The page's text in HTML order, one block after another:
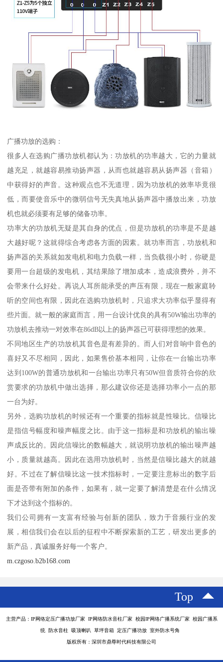
广播功放的选购：
很多人在选购广播功放机都认为：功放机的功率越大，它的力量就
越充足，就越容易推动扬声器，从而也就越容易从扬声器（音箱）
中获得好的声音。这种观点也不无道理，因为功放机的效率毕竟很
低，而要使音乐中的微弱信号无失真地从扬声器中播放出来，功放
机也就必须要有足够的储备功率。
功率大的功放机无疑是其自身的优点，但是功放机的功率是不是越
大越好呢？这就得综合考虑各方面的因素。就功率而言，功放机和
扬声器的关系就如发电机和电力负载一样，当负载很小时，你硬是
要用一台超级的发电机，其结果除了增加成本，造成浪费外，并不
会带来什么好处。再说人耳所能承受的声压有限，现在一般家庭聆
听的空间也有限，因此在选购功放机时，只追求大功率似乎显得有
些片面。就一般的家庭而言，用一台设计优良的具有50W输出功率的
功放机去推动一对效率在86dB以上的扬声器已可获得理想的效果。
不同地区生产的功放机其音色是有差异的。而人们对音响中音色的
喜好又不尽相同，因此，如果售价基本相同，让你在一台输出功率
达到100W的普通功放机和一台输出功率只有50W但音质符合你的欣
赏要求的功放机中做出选择，那么建议你还是选择功率小一点的那
一台为好。
另外，选购功放机的时候还有一个重要的指标就是性噪比。信噪比
是指信号幅度和噪声幅度之比。由于这一指标是和功放机的输出噪
声成反比的。因此信噪比的数幅越大，就说明功放机的输出噪声越
小，质量就越高。因此在选用功放机时，当然是信噪比越大的就越
好。不过在了解信噪比这一技术指标时，一定要注意标出的数字后
面是否带有附加的条件，如果有，就一定要了解清楚是在什么情况
下才达到这个指标的。
我们公司拥有一支富有经验与创新的团队，致力于音频行业的发
展，相信我们会在以后的征程中不断探索新的工艺，研发出更多的
新产品，真诚服务好每一个客户。
m.czgoso.b2b168.com
Top
主营产品：IP网络定压广播功放厂家 IP网络防水音柱厂家 校园IP网络广播系统厂家 校园广播系
统 防水音柱 吸顶喇叭 草坪音箱 定压广播功放 室外防水号角
版权所有：深圳市鼎尊时代科技有限公司